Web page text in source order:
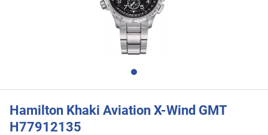
Hamilton Khaki Aviation X-Wind GMT
H77912135